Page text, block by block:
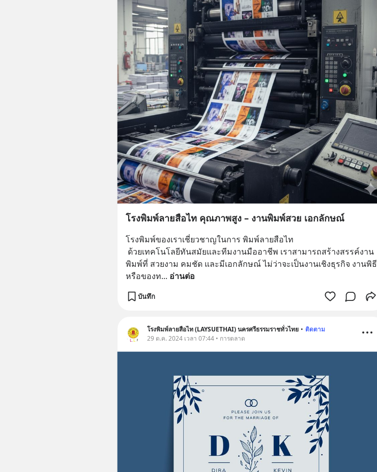
โรงพิมพ์ลายสือไท คุณภาพสูง – งานพิมพ์สวย เอกลักษณ์
โรงพิมพ์ของเราเชี่ยวชาญในการ พิมพ์ลายสือไท
พิมพ์ที่ สวยงาม คมชัด และมีเอกลักษณ์ ไม่ว่าจะเป็นงานเชิงธุรกิจ งานพิธี
หรือของท... อ่านต่อ
บันทึก
โรงพิมพ์ลายสือไท (LAYSUETHAI) นครศรีธรรมราชทั่วไทย • ติดตาม
29 ต.ค. 2024 เวลา 07:44 • การตลาด